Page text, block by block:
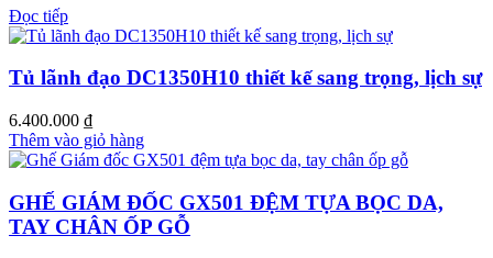
Đọc tiếp
Tủ lãnh đạo DC1350H10 thiết kế sang trọng, lịch sự
6.400.000 ₫
Thêm vào giỏ hàng
GHẾ GIÁM ĐỐC GX501 ĐỆM TỰA BỌC DA,
TAY CHÂN ỐP GỖ